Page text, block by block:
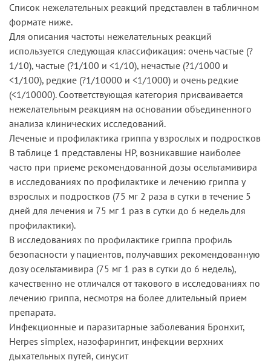
Список нежелательных реакций представлен в табличном
формате ниже.
Для описания частоты нежелательных реакций
используется следующая классификация: очень частые (?
1/10), частые (?1/100 и <1/10), нечастые (?1/1000 и
<1/100), редкие (?1/10000 и <1/1000) и очень редкие
(<1/10000). Соответствующая категория присваивается
нежелательным реакциям на основании объединенного
анализа клинических исследований.
Леченые и профилактика гриппа у взрослых и подростков
В таблице 1 представлены HP, возникавшие наиболее
часто при приеме рекомендованной дозы осельтамивира
в исследованиях по профилактике и лечению гриппа у
взрослых и подростков (75 мг 2 раза в сутки в течение 5
дней для лечения и 75 мг 1 раз в сутки до 6 недель для
профилактики).
В исследованиях по профилактике гриппа профиль
безопасности у пациентов, получавших рекомендованную
дозу осельтамивира (75 мг 1 раз в сутки до 6 недель),
качественно не отличался от такового в исследованиях по
лечению гриппа, несмотря на более длительный прием
препарата.
Инфекционные и паразитарные заболевания Бронхит,
Herpes simplex, назофарингит, инфекции верхних
дыхательных путей, синусит